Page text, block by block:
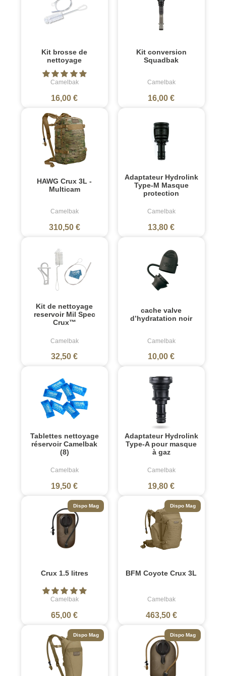
Kit brosse de
nettoyage
Camelbak
16,00 €
Kit conversion
Squadbak
Camelbak
16,00 €
HAWG Crux 3L -
Multicam
Camelbak
310,50 €
Adaptateur Hydrolink
Type-M Masque
protection
Camelbak
13,80 €
Kit de nettoyage
reservoir Mil Spec
Crux™
Camelbak
32,50 €
cache valve
d’hydratation noir
Camelbak
10,00 €
Tablettes nettoyage
réservoir Camelbak
(8)
Camelbak
19,50 €
Adaptateur Hydrolink
Type-A pour masque
à gaz
Camelbak
19,80 €
Crux 1.5 litres
Camelbak
65,00 €
Dispo Mag
BFM Coyote Crux 3L
Camelbak
463,50 €
Dispo Mag
Dispo Mag Dispo Mag